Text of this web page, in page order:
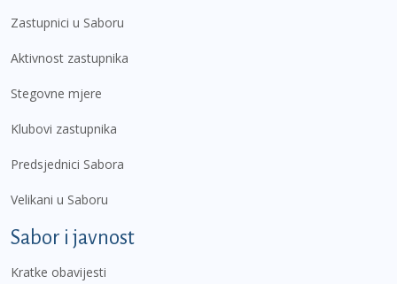
Zastupnici u Saboru
Aktivnost zastupnika
Stegovne mjere
Klubovi zastupnika
Predsjednici Sabora
Velikani u Saboru
Sabor i javnost
Kratke obavijesti